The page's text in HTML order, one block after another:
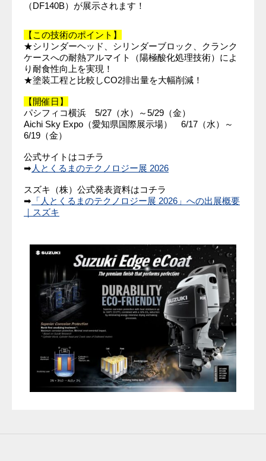
（DF140B）が展示されます！
【この技術のポイント】
★シリンダーヘッド、シリンダーブロック、クランク
ケースへの耐熱アルマイト（陽極酸化処理技術）によ
り耐食性向上を実現！
★塗装工程と比較しCO2排出量を大幅削減！
【開催日】
パシフィコ横浜 5/27（水）～5/29（金）
Aichi Sky Expo（愛知県国際展示場） 6/17（水）～
6/19（金）
公式サイトはコチラ
➡ 人とくるまのテクノロジー展 2026
スズキ（株）公式発表資料はコチラ
➡ 「人とくるまのテクノロジー展 2026」への出展概要
｜スズキ